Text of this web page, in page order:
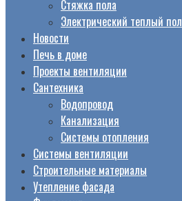
Стяжка пола
Электрический теплый пол
Новости
Печь в доме
Проекты вентиляции
Сантехника
Водопровод
Канализация
Системы отопления
Системы вентиляции
Строительные материалы
Утепление фасада